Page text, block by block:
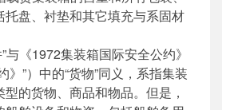
托盘、衬垫和其它填充与系固材
与《1972集装箱国际安全公约》
》”）中的“货物”同义，系指集装
的货物、商品和物品。但是，